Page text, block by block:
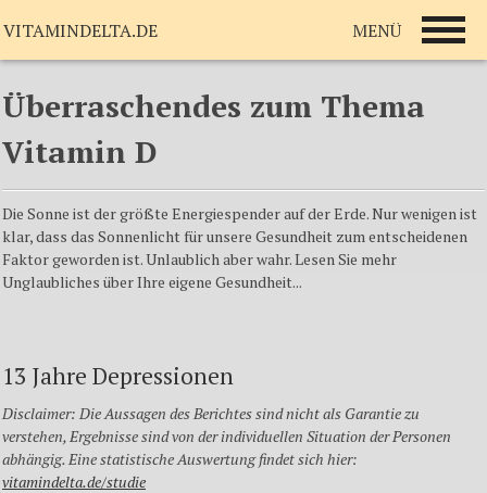
Überraschendes zum Thema
Vitamin D
Die Sonne ist der größte Energiespender auf der Erde. Nur wenigen ist
klar, dass das Sonnenlicht für unsere Gesundheit zum entscheidenen
Faktor geworden ist. Unlaublich aber wahr. Lesen Sie mehr
Unglaubliches über Ihre eigene Gesundheit...
13 Jahre Depressionen
Disclaimer: Die Aussagen des Berichtes sind nicht als Garantie zu
verstehen, Ergebnisse sind von der individuellen Situation der Personen
abhängig. Eine statistische Auswertung findet sich hier:
vitamindelta.de/studie
VITAMINDELTA.DE MENÜ